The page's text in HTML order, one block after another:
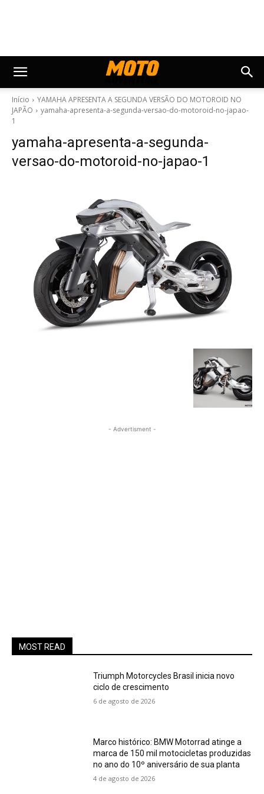
Início
YAMAHA APRESENTA A SEGUNDA VERSÃO DO MOTOROID NO
JAPÃO
yamaha-apresenta-a-segunda-versao-do-motoroid-no-japao-
1
yamaha-apresenta-a-segunda-
versao-do-motoroid-no-japao-1
- Advertisment -
MOST READ
Triumph Motorcycles Brasil inicia novo
ciclo de crescimento
6 de agosto de 2026
Marco histórico: BMW Motorrad atinge a
marca de 150 mil motocicletas produzidas
no ano do 10º aniversário de sua planta
4 de agosto de 2026